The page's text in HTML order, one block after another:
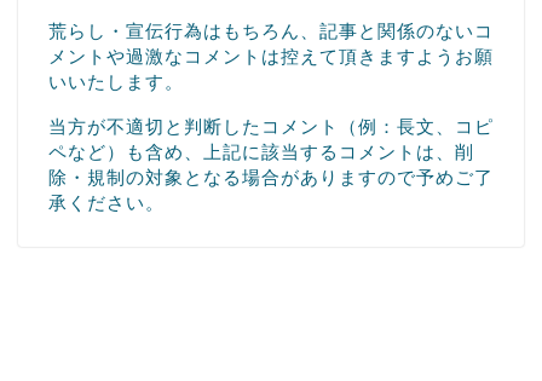
荒らし・宣伝行為はもちろん、記事と関係のないコ
メントや過激なコメントは控えて頂きますようお願
いいたします。
当方が不適切と判断したコメント（例：長文、コピ
ペなど）も含め、上記に該当するコメントは、削
除・規制の対象となる場合がありますので予めご了
承ください。